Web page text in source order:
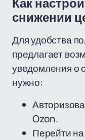
Как
снижении
Для удобства
предлагает
уведомления о
нужно:
Ozon.
Перейти